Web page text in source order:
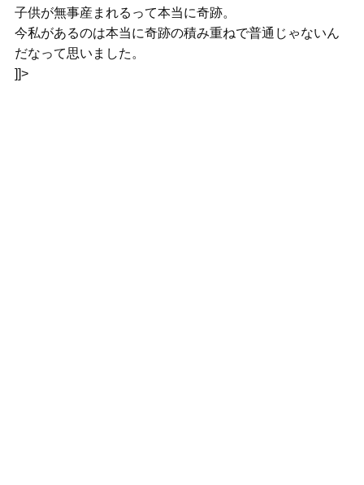
子供が無事産まれるって本当に奇跡。
今私があるのは本当に奇跡の積み重ねで普通じゃないん
だなって思いました。
]]>